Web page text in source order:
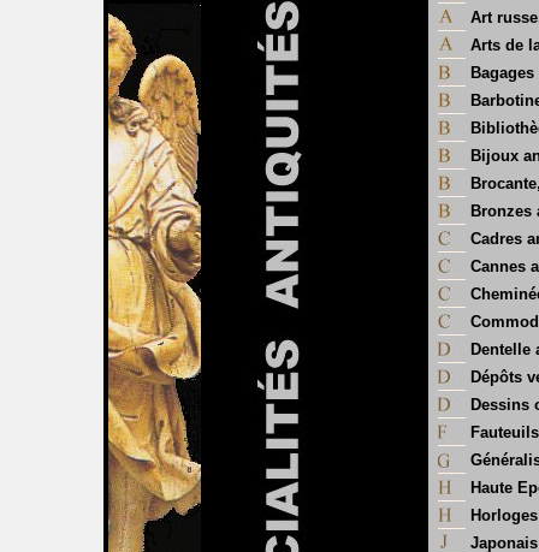
Art russe
Arts de
Bijoux
Brocante
Bronzes
Cadres
Cannes
Dentelle
Dépôts
Dessins
Haute